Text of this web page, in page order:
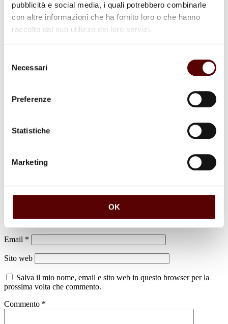
pubblicità e social media, i quali potrebbero combinarle
con altre informazioni che ha fornito loro o che hanno
raccolto dal suo utilizzo dei loro servizi.
delNecessari
Preferenze
Statistiche
Marketing
OK
Silvana Sisti
Il tuo indirizzo email non sarà pubblicato. I campi obbligatori sono
Nome*
Email *
Sito web
Salva il mio nome, email e sito web in questo browser per la
prossima volta che commento.
Commento *